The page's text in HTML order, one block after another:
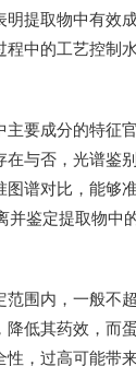
提取物中有效
中的工艺控制
要成分的特征
与否，光谱鉴
谱对比，能够
并鉴定提取物中
围内，一般不
低其药效，而
，过高可能带